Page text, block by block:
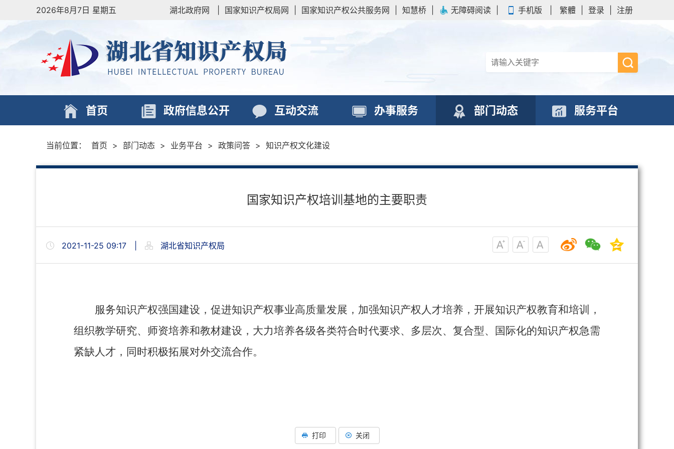
2026年8月7日 星期五 湖北政府网 国家知识产权局网 国家知识产权公共服务网 知慧桥 无障碍阅读 手机版 繁體 登录 注册
首页 政府信息公开 互动交流 办事服务 部门动态 服务平台
当前位置： 首页 > 部门动态 > 业务平台 > 政策问答 > 知识产权文化建设
国家知识产权培训基地的主要职责
2021-11-25 09:17 湖北省知识产权局
服务知识产权强国建设，促进知识产权事业高质量发展，加强知识产权人才培养，开展知识产权教育和培训，
组织教学研究、师资培养和教材建设，大力培养各级各类符合时代要求、多层次、复合型、国际化的知识产权急需
紧缺人才，同时积极拓展对外交流合作。
打印 关闭